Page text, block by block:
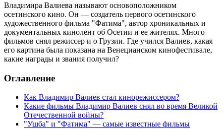
Владимира Валиева называют основоположником
осетинского кино. Он — создатель первого осетинского
художественного фильма "Фатима", автор хроникальных и
документальных кинолент об Осетии и ее жителях. Много
фильмов снял режиссер и о Грузии. Где учился Валиев, какая
его картина была показана на Венецианском кинофестивале,
какие награды и звания получил?
Оглавление
Как Владимир Валиев стал кинорежиссером?
Какие фильмы Владимир Валиев снял во время Великой
Отечественной войны?
"Ушба" и "Фатима" — самые известные фильмы